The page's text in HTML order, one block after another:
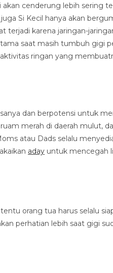
akan cenderung lebih sering
Si Kecil hanya akan
terjadi karena jaringan-
saat masih tumbuh gigi
ringan yang
dan berpotensi untuk
merah di daerah mulut,
atau Dads selalu
aday untuk mencegah
orang tua harus selalu
perhatian lebih saat gigi